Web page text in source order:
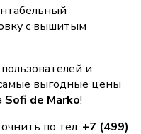
с вышитым
и
выгодные цены
Sofi de Marko!
по тел. +7 (499)